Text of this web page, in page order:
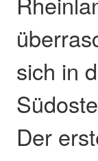
sich in
Der